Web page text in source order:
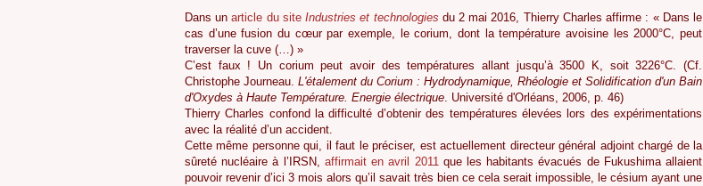
Dans unarticle du siteIndustries et technologies du 2 mai 2016, Thierry Charles affirme : « Dans le
cas d’une fusion du cœur par exemple, le corium, dont la température avoisine les 2000°C, peut
traverser la cuve (…) »
C’est faux ! Un corium peut avoir des températures allant jusqu’à 3500 K, soit 3226°C. (Cf.
Christophe Journeau. L'étalement du Corium : Hydrodynamique, Rhéologie et Solidification d'un Bain
d'Oxydes à Haute Température. Energie électrique. Université d'Orléans, 2006, p. 46)
Thierry Charles confond la difficulté d’obtenir des températures élevées lors des expérimentations
avec la réalité d’un accident.
Cette même personne qui, il faut le préciser, est actuellement directeur général adjoint chargé de la
sûreté nucléaire à l’IRSN, affirmait en avril 2011que les habitants évacués de Fukushima allaient
pouvoir revenir d’ici 3 mois alors qu’il savait très bien ce cela serait impossible, le césium ayant une